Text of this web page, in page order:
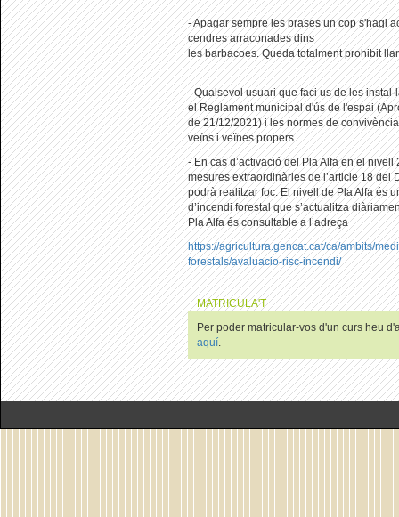
- Apagar sempre les brases un cop s'hagi
cendres arraconades dins
les barbacoes. Queda totalment prohibit
- Qualsevol usuari que faci us de les
el Reglament municipal d'ús de l'espai
de 21/12/2021) i les normes de
veïns i veïnes propers.
- En cas d’activació del Pla Alfa en el
mesures extraordinàries de l’article 18 del
podrà realitzar foc. El nivell de Pla Alfa és
d’incendi forestal que s’actualitza
Pla Alfa és consultable a l’adreça
https://agricultura.gencat.cat/ca/ambits/
forestals/avaluacio-risc-incendi/
MATRICULA'T
Per poder matricular-vos d'un curs heu
aquí.